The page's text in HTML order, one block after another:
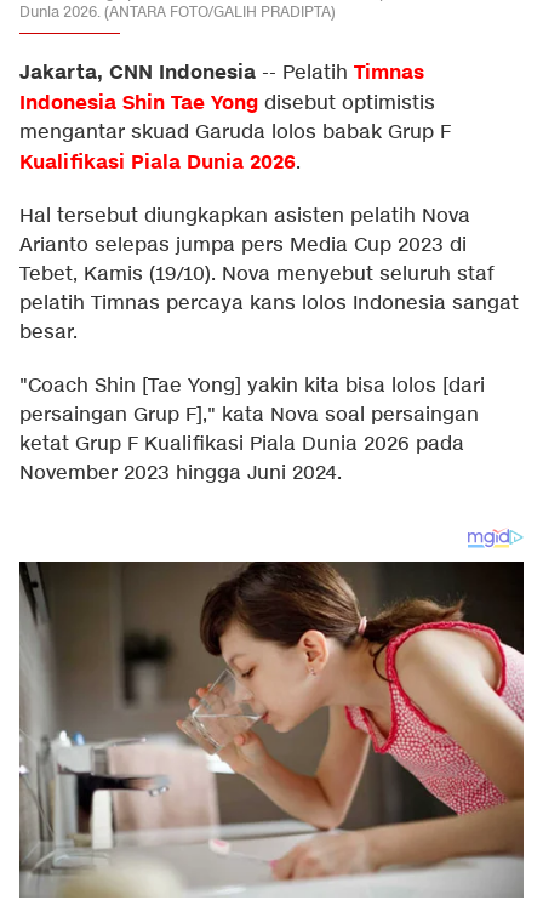
Dunia 2026. (ANTARA FOTO/GALIH PRADIPTA)
Jakarta, CNN Indonesia -- Pelatih Timnas
Indonesia Shin Tae Yong disebut optimistis
mengantar skuad Garuda lolos babak Grup F
Kualifikasi Piala Dunia 2026.
Hal tersebut diungkapkan asisten pelatih Nova
Arianto selepas jumpa pers Media Cup 2023 di
Tebet, Kamis (19/10). Nova menyebut seluruh staf
pelatih Timnas percaya kans lolos Indonesia sangat
besar.
"Coach Shin [Tae Yong] yakin kita bisa lolos [dari
persaingan Grup F]," kata Nova soal persaingan
ketat Grup F Kualifikasi Piala Dunia 2026 pada
November 2023 hingga Juni 2024.